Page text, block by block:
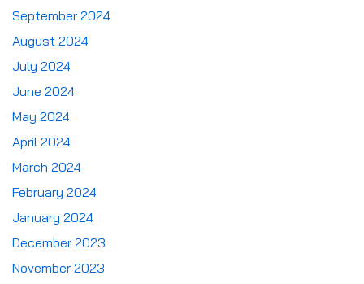
September 2024
August 2024
July 2024
June 2024
May 2024
April 2024
March 2024
February 2024
January 2024
December 2023
November 2023